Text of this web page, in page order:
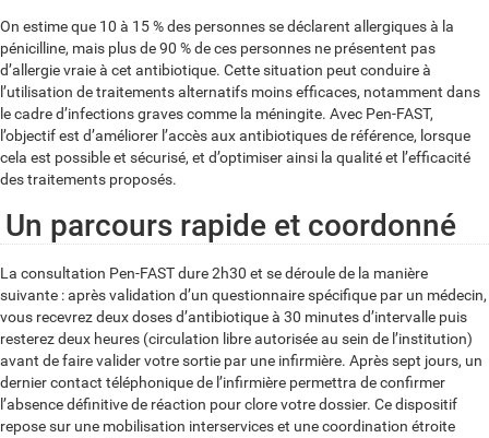
On estime que 10 à 15 % des personnes se déclarent allergiques à la
pénicilline, mais plus de 90 % de ces personnes ne présentent pas
d’allergie vraie à cet antibiotique. Cette situation peut conduire à
l’utilisation de traitements alternatifs moins efficaces, notamment dans
le cadre d’infections graves comme la méningite. Avec Pen-FAST,
l’objectif est d’améliorer l’accès aux antibiotiques de référence, lorsque
cela est possible et sécurisé, et d’optimiser ainsi la qualité et l’efficacité
des traitements proposés.
Un parcours rapide et coordonné
La consultation Pen-FAST dure 2h30 et se déroule de la manière
suivante : après validation d’un questionnaire spécifique par un médecin,
vous recevrez deux doses d’antibiotique à 30 minutes d’intervalle puis
resterez deux heures (circulation libre autorisée au sein de l’institution)
avant de faire valider votre sortie par une infirmière. Après sept jours, un
dernier contact téléphonique de l’infirmière permettra de confirmer
l’absence définitive de réaction pour clore votre dossier. Ce dispositif
repose sur une mobilisation interservices et une coordination étroite